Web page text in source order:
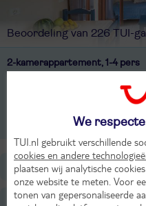
Beoordeling van 226 TUI-
2-kamerappartement, 1-4 pers
1-kamerappartement, 1-2 pers
1-kamerappartement, Petite
Ligging
Faciliteiten
We
TUI.nl gebruikt verschillende
cookies en andere
plaatsen wij analytische
onze website te meten. Voor
tonen van gepersonaliseerde